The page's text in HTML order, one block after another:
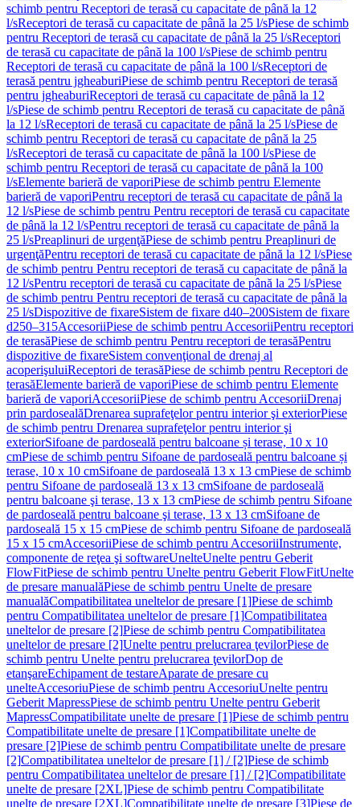
schimb pentru Receptori de terasă cu capacitate de până la 12
l/sReceptori de terasă cu capacitate de până la 25 l/sPiese de schimb
pentru Receptori de terasă cu capacitate de până la 25 l/sReceptori
de terasă cu capacitate de până la 100 l/sPiese de schimb pentru
Receptori de terasă cu capacitate de până la 100 l/sReceptori de
terasă pentru jgheaburiPiese de schimb pentru Receptori de terasă
pentru jgheaburiReceptori de terasă cu capacitate de până la 12
l/sPiese de schimb pentru Receptori de terasă cu capacitate de până
la 12 l/sReceptori de terasă cu capacitate de până la 25 l/sPiese de
schimb pentru Receptori de terasă cu capacitate de până la 25
l/sReceptori de terasă cu capacitate de până la 100 l/sPiese de
schimb pentru Receptori de terasă cu capacitate de până la 100
l/sElemente barieră de vaporiPiese de schimb pentru Elemente
barieră de vaporiPentru receptori de terasă cu capacitate de până la
12 l/sPiese de schimb pentru Pentru receptori de terasă cu capacitate
de până la 12 l/sPentru receptori de terasă cu capacitate de până la
25 l/sPreaplinuri de urgenţăPiese de schimb pentru Preaplinuri de
urgenţăPentru receptori de terasă cu capacitate de până la 12 l/sPiese
de schimb pentru Pentru receptori de terasă cu capacitate de până la
12 l/sPentru receptori de terasă cu capacitate de până la 25 l/sPiese
de schimb pentru Pentru receptori de terasă cu capacitate de până la
25 l/sDispozitive de fixareSistem de fixare d40–200Sistem de fixare
d250–315AccesoriiPiese de schimb pentru AccesoriiPentru receptori
de terasăPiese de schimb pentru Pentru receptori de terasăPentru
dispozitive de fixareSistem convenţional de drenaj al
acoperişuluiReceptori de terasăPiese de schimb pentru Receptori de
terasăElemente barieră de vaporiPiese de schimb pentru Elemente
barieră de vaporiAccesoriiPiese de schimb pentru AccesoriiDrenaj
prin pardosealăDrenarea suprafeţelor pentru interior şi exteriorPiese
de schimb pentru Drenarea suprafeţelor pentru interior şi
exteriorSifoane de pardoseală pentru balcoane și terase, 10 x 10
cmPiese de schimb pentru Sifoane de pardoseală pentru balcoane și
terase, 10 x 10 cmSifoane de pardoseală 13 x 13 cmPiese de schimb
pentru Sifoane de pardoseală 13 x 13 cmSifoane de pardoseală
pentru balcoane şi terase, 13 x 13 cmPiese de schimb pentru Sifoane
de pardoseală pentru balcoane şi terase, 13 x 13 cmSifoane de
pardoseală 15 x 15 cmPiese de schimb pentru Sifoane de pardoseală
15 x 15 cmAccesoriiPiese de schimb pentru AccesoriiInstrumente,
componente de reţea şi softwareUnelteUnelte pentru Geberit
FlowFitPiese de schimb pentru Unelte pentru Geberit FlowFitUnelte
de presare manualăPiese de schimb pentru Unelte de presare
manualăCompatibilitatea uneltelor de presare [1]Piese de schimb
pentru Compatibilitatea uneltelor de presare [1]Compatibilitatea
uneltelor de presare [2]Piese de schimb pentru Compatibilitatea
uneltelor de presare [2]Unelte pentru prelucrarea ţevilorPiese de
schimb pentru Unelte pentru prelucrarea ţevilorDop de
etanşareEchipament de testareAparate de presare cu
unelteAccesoriuPiese de schimb pentru AccesoriuUnelte pentru
Geberit MapressPiese de schimb pentru Unelte pentru Geberit
MapressCompatibilitate unelte de presare [1]Piese de schimb pentru
Compatibilitate unelte de presare [1]Compatibilitate unelte de
presare [2]Piese de schimb pentru Compatibilitate unelte de presare
[2]Compatibilitatea uneltelor de presare [1] / [2]Piese de schimb
pentru Compatibilitatea uneltelor de presare [1] / [2]Compatibilitate
unelte de presare [2XL]Piese de schimb pentru Compatibilitate
unelte de presare [2XL]Compatibilitate unelte de presare [3]Piese de